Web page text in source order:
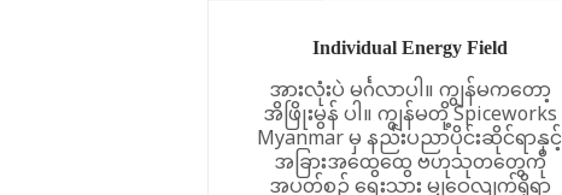
Individual Energy Field
အားလုံးပဲ မင်္ဂလာပါ။ ကျွန်မကတော့
အိဖြိုးမွန် ပါ။ ကျွန်မတို့ Spiceworks
Myanmar မှ နည်းပညာပိုင်းဆိုင်ရာနှင့်
အခြားအထွေထွေ ဗဟုသုတတွေကို